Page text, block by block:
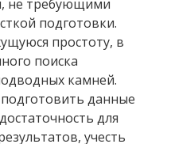
не требующими
подготовки.
простоту, в
поиска
камней.
данные
для
учесть